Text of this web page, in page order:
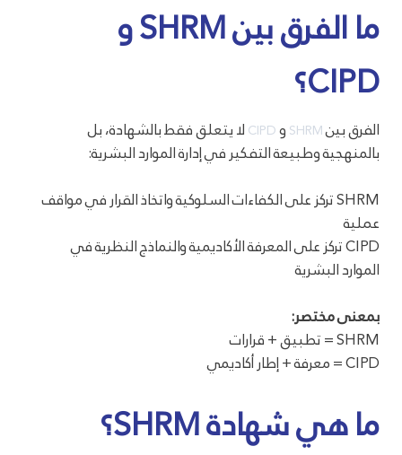
ما الفرق بين SHRM و
CIPD؟
الفرق بينSHRMوCIPDلا يتعلق فقط بالشهادة، بل
بالمنهجية وطبيعة التفكير في إدارة الموارد البشرية:
SHRM تركز على الكفاءات السلوكية واتخاذ القرار في مواقف
عملية
CIPD تركز على المعرفة الأكاديمية والنماذج النظرية في
الموارد البشرية
بمعنى مختصر:
SHRM = تطبيق + قرارات
CIPD = معرفة + إطار أكاديمي
ما هي شهادة SHRM؟